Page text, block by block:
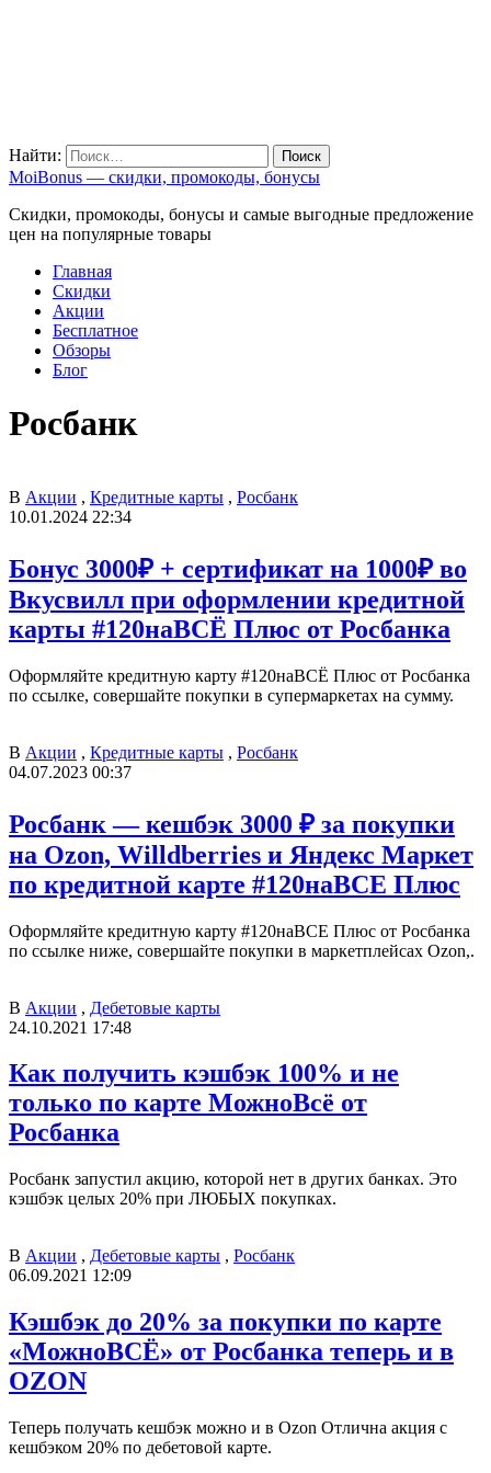
Найти:
MoiBonus — скидки, промокоды, бонусы
Скидки, промокоды, бонусы и самые выгодные предложение
цен на популярные товары
Главная
Скидки
Акции
Бесплатное
Обзоры
Блог
Росбанк
В Акции , Кредитные карты , Росбанк
10.01.2024 22:34
Бонус 3000₽ + сертификат на 1000₽ во
Вкусвилл при оформлении кредитной
карты #120наВСЁ Плюс от Росбанка
Оформляйте кредитную карту #120наВСЁ Плюс от Росбанка
по ссылке, совершайте покупки в супермаркетах на сумму.
В Акции , Кредитные карты , Росбанк
04.07.2023 00:37
Росбанк — кешбэк 3000 ₽ за покупки
на Ozon, Willdberries и Яндекс Маркет
по кредитной карте #120наВСЕ Плюс
Оформляйте кредитную карту #120наВСЕ Плюс от Росбанка
по ссылке ниже, совершайте покупки в маркетплейсах Ozon,.
В Акции , Дебетовые карты
24.10.2021 17:48
Как получить кэшбэк 100% и не
только по карте МожноВсё от
Росбанка
Росбанк запустил акцию, которой нет в других банках. Это
кэшбэк целых 20% при ЛЮБЫХ покупках.
В Акции , Дебетовые карты , Росбанк
06.09.2021 12:09
Кэшбэк до 20% за покупки по карте
«МожноВСЁ» от Росбанка теперь и в
OZON
Теперь получать кешбэк можно и в Ozon Отлична акция с
кешбэком 20% по дебетовой карте.